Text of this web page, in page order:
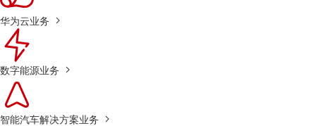
华为云业务
数字能源业务
智能汽车解决方案业务